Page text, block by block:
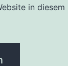
in